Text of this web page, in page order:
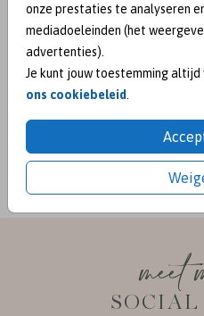
onze prestaties te analyseren
mediadoeleinden (het
advertenties).
Je kunt jouw toestemming
ons cookiebeleid